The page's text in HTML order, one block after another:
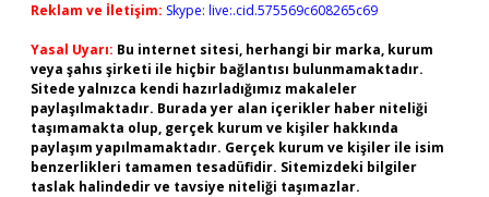
Reklam ve İletişim: Skype: live:.cid.575569c608265c69
Yasal Uyarı: Bu internet sitesi, herhangi bir marka, kurum
veya şahıs şirketi ile hiçbir bağlantısı bulunmamaktadır.
Sitede yalnızca kendi hazırladığımız makaleler
paylaşılmaktadır. Burada yer alan içerikler haber niteliği
taşımamakta olup, gerçek kurum ve kişiler hakkında
paylaşım yapılmamaktadır. Gerçek kurum ve kişiler ile isim
benzerlikleri tamamen tesadüfidir. Sitemizdeki bilgiler
taslak halindedir ve tavsiye niteliği taşımazlar.